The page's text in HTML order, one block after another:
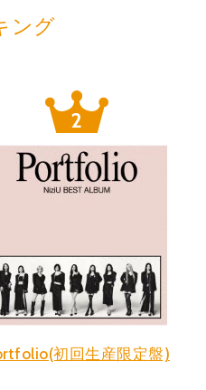
ング
初回生産限定盤)